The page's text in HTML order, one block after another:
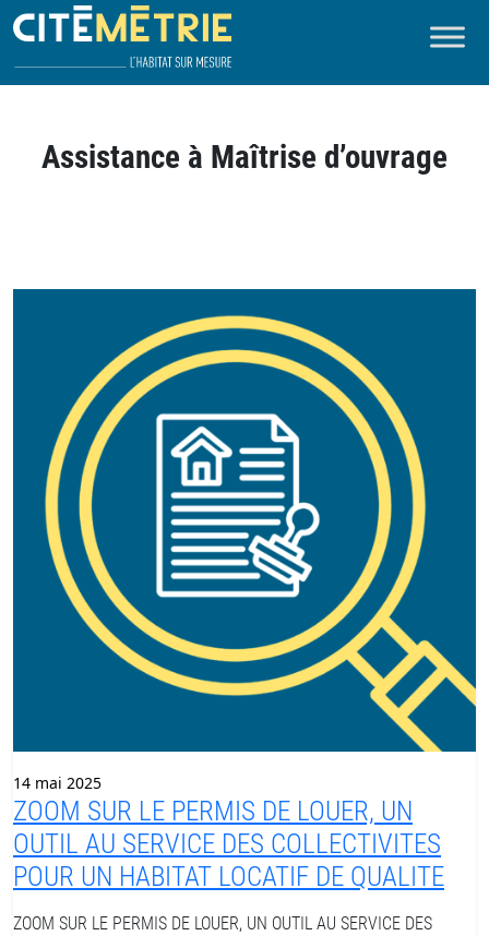
Assistance à Maîtrise d’ouvrage
14 mai 2025
ZOOM SUR LE PERMIS DE LOUER, UN
OUTIL AU SERVICE DES COLLECTIVITES
POUR UN HABITAT LOCATIF DE QUALITE
ZOOM SUR LE PERMIS DE LOUER, UN OUTIL AU SERVICE DES